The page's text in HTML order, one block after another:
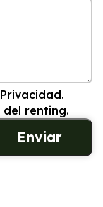
.
renting.